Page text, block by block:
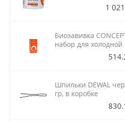
1
Биозавивка
набор для
завивки для
Шпильки DEWAL
гр, в коробке